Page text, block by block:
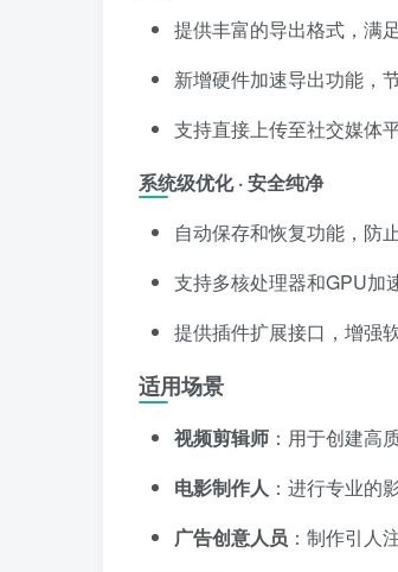
提供丰富的导出格式，满
新增硬件加速导出功能，
支持直接上传至社交媒体
系统级优化 · 安全纯净
自动保存和恢复功能，防
支持多核处理器和GPU加
提供插件扩展接口，增强
适用场景
视频剪辑师 ：用于创建高
电影制作人 ：进行专业的
广告创意人员 ：制作引人